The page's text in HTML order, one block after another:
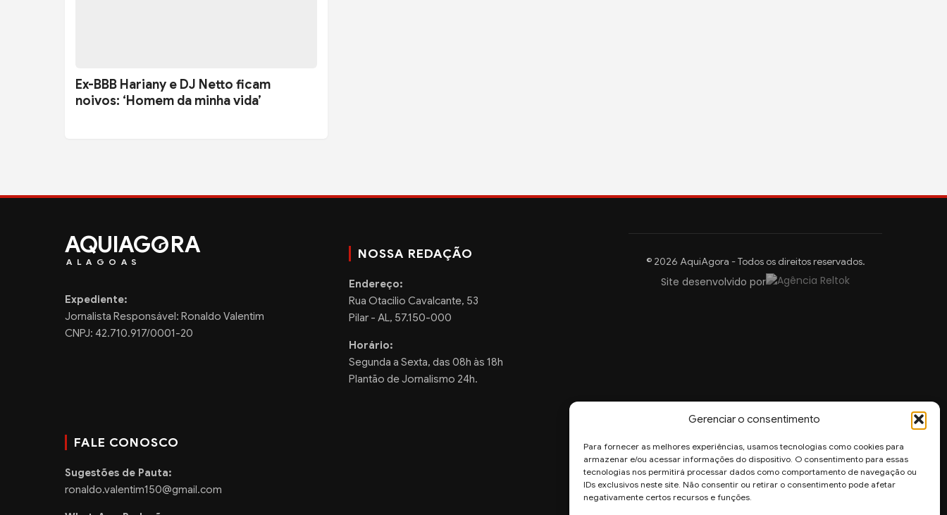
Gerenciar o consentimento
Para fornecer as melhores experiências, usamos tecnologias como cookies para
armazenar e/ou acessar informações do dispositivo. O consentimento para essas
tecnologias nos permitirá processar dados como comportamento de navegação ou
IDs exclusivos neste site. Não consentir ou retirar o consentimento pode afetar
negativamente certos recursos e funções.
Ex-BBB Hariany e DJ Netto ficam
noivos: ‘Homem da minha vida’
AQUIAG RA
ALAGOAS
Expediente:
Jornalista Responsável: Ronaldo Valentim
CNPJ: 42.710.917/0001-20
NOSSA REDAÇÃO
Endereço:
Rua Otacilio Cavalcante, 53
Pilar - AL, 57.150-000
Horário:
Segunda a Sexta, das 08h às 18h
Plantão de Jornalismo 24h.
FALE CONOSCO
Sugestões de Pauta:
ronaldo.valentim150@gmail.com
© 2026 AquiAgora - Todos os direitos reservados.
Site desenvolvido por